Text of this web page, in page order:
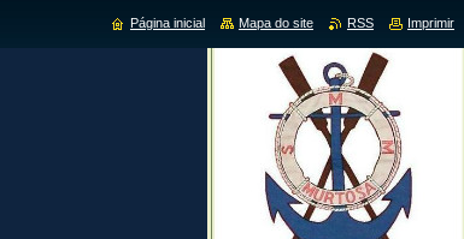
Página inicial Mapa do site RSS Imprimir